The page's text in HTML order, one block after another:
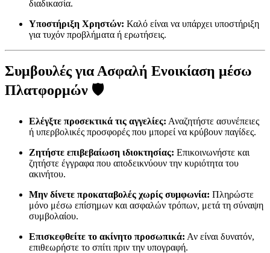
διαδικασία.
Υποστήριξη Χρηστών: Καλό είναι να υπάρχει υποστήριξη
για τυχόν προβλήματα ή ερωτήσεις.
Συμβουλές για Ασφαλή Ενοικίαση μέσω
Πλατφορμών 🛡️
Ελέγξτε προσεκτικά τις αγγελίες: Αναζητήστε ασυνέπειες
ή υπερβολικές προσφορές που μπορεί να κρύβουν παγίδες.
Ζητήστε επιβεβαίωση ιδιοκτησίας: Επικοινωνήστε και
ζητήστε έγγραφα που αποδεικνύουν την κυριότητα του
ακινήτου.
Μην δίνετε προκαταβολές χωρίς συμφωνία: Πληρώστε
μόνο μέσω επίσημων και ασφαλών τρόπων, μετά τη σύναψη
συμβολαίου.
Επισκεφθείτε το ακίνητο προσωπικά: Αν είναι δυνατόν,
επιθεωρήστε το σπίτι πριν την υπογραφή.